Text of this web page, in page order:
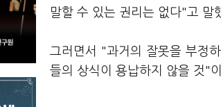
말할 수 있는 권리는 없다"고 말
그러면서 "과거의 잘못을 부정
들의 상식이 용납하지 않을 것"